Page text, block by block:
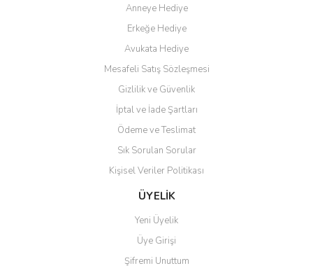
Gönder
Ürünler kategorize, başlıklar
kolaylaşıyor. Yani site de
hazırlanmış çok düzenli bir site.
Anneye Hediye
Erkeğe Hediye
Avukata Hediye
Mesafeli Satış Sözleşmesi
Gizlilik ve Güvenlik
İptal ve İade Şartları
Ödeme ve Teslimat
Sık Sorulan Sorular
Kişisel Veriler Politikası
ÜYELİK
Yeni Üyelik
Üye Girişi
Şifremi Unuttum